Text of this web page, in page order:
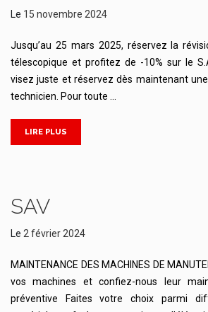
Le 15 novembre 2024
Jusqu’au 25 mars 2025, réservez la
télescopique et profitez de -10% sur le
visez juste et réservez dès maintenant
technicien. Pour toute …
LIRE PLUS
SAV
Le 2 février 2024
MAINTENANCE DES MACHINES DE
vos machines et confiez-nous leur
préventive Faites votre choix parmi